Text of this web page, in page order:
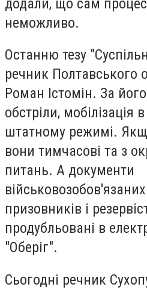
додали, що сам
неможливо.
Останню тезу
речник Полтавського
Роман Істомін. За
обстріли, мобілізація
штатному режимі.
вони тимчасові та з
питань. А документи
призовників і
продубльовані в
"Оберіг".
Сьогодні речник